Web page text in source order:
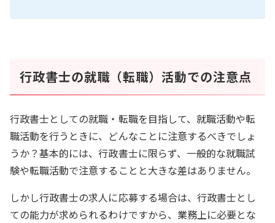
行政書士の就職（転職）活動での注意点
行政書士としての就職・転職を目指して、就職活動や転
職活動を行うときに、どんなことに注意するべきでしょ
うか？基本的には、行政書士に限らず、一般的な就職試
験や転職活動で注意することと大きな差はありません。
しかし行政書士の求人に応募する場合は、行政書士とし
ての能力が求められるわけですから、業務上に必要とな